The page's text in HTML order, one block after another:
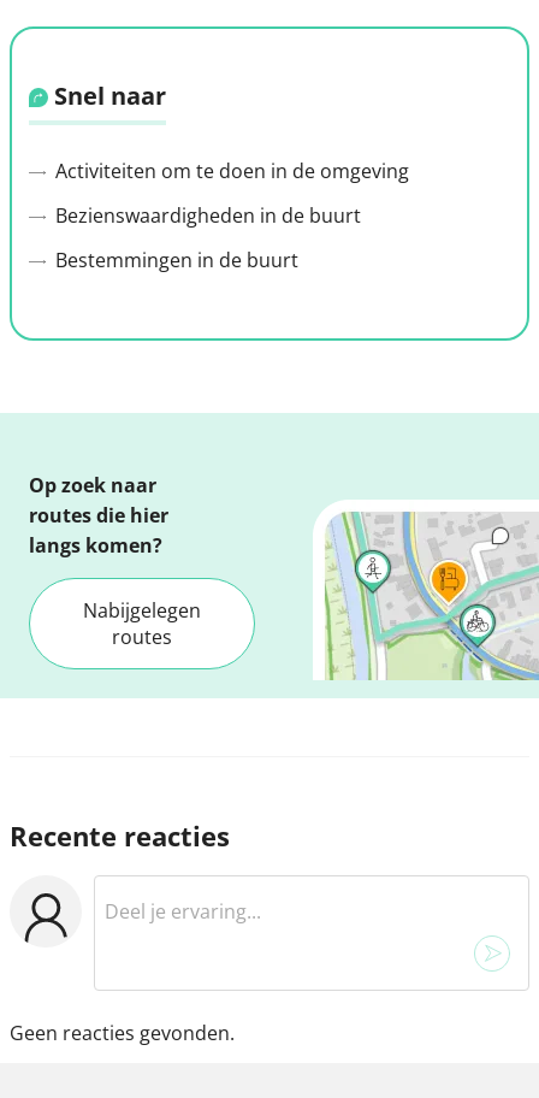
Snel naar
Activiteiten om te doen in de omgeving
Bezienswaardigheden in de buurt
Bestemmingen in de buurt
Op zoek naar
routes die hier
langs komen?
Nabijgelegen
routes
Recente reacties
Geen reacties gevonden.